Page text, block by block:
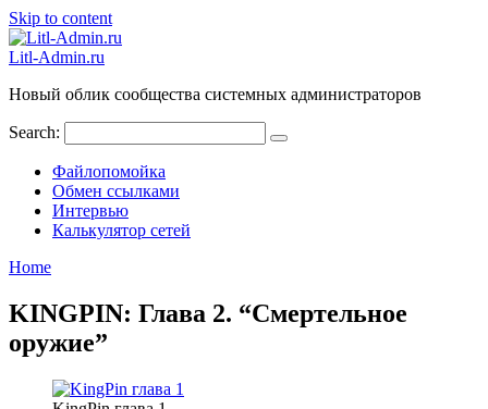
Skip to content
Litl-Admin.ru
Новый облик сообщества системных администраторов
Search:
Файлопомойка
Обмен ссылками
Интервью
Калькулятор сетей
Home
KINGPIN: Глава 2. “Смертельное
оружие”